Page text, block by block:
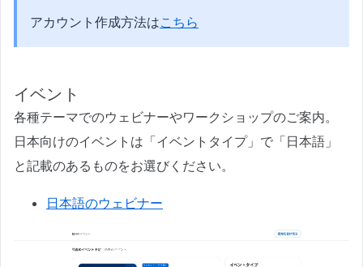
アカウント作成方法はこちら
イベント
各種テーマでのウェビナーやワークショップのご案内。
日本向けのイベントは「イベントタイプ」で「日本語」
と記載のあるものをお選びください。
日本語のウェビナー